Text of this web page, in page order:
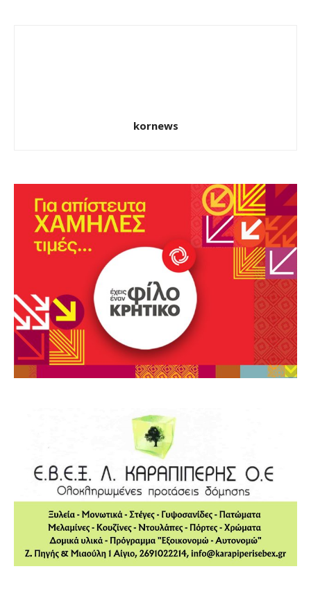
kornews